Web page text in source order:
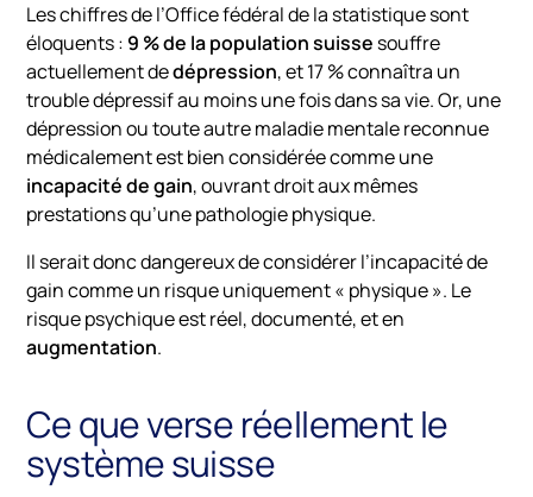
Les chiffres de l’Office fédéral de la statistique sont
éloquents : 9 % de la population suisse souffre
actuellement dedépression, et 17 % connaîtra un
trouble dépressif au moins une fois dans sa vie. Or, une
dépression ou toute autre maladie mentale reconnue
médicalement est bien considérée comme une
incapacité de gain, ouvrant droit aux mêmes
prestations qu’une pathologie physique.
Il serait donc dangereux de considérer l’incapacité de
gain comme un risque uniquement « physique ». Le
risque psychique est réel, documenté, et en
augmentation.
Ce que verse réellement le
système suisse